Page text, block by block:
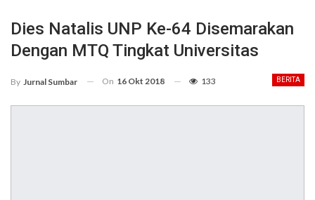
Dies Natalis UNP Ke-64 Disemarakan
Dengan MTQ Tingkat Universitas
BERITA
By Jurnal Sumbar On 16 Okt 2018 133